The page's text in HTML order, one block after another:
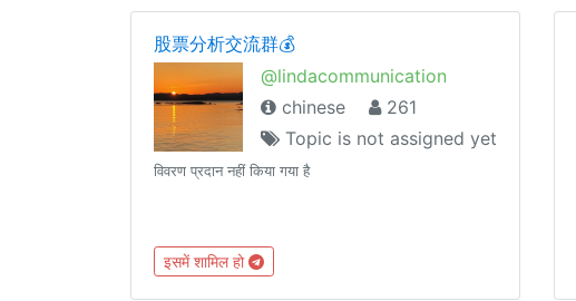
股票分析交流群💰
@lindacommunication
chinese
261
Topic is not assigned yet
विवरण प्रदान नहीं किया गया है
इसमें शामिल हो